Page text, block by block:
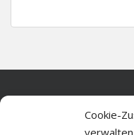
Cookie-
verwalten